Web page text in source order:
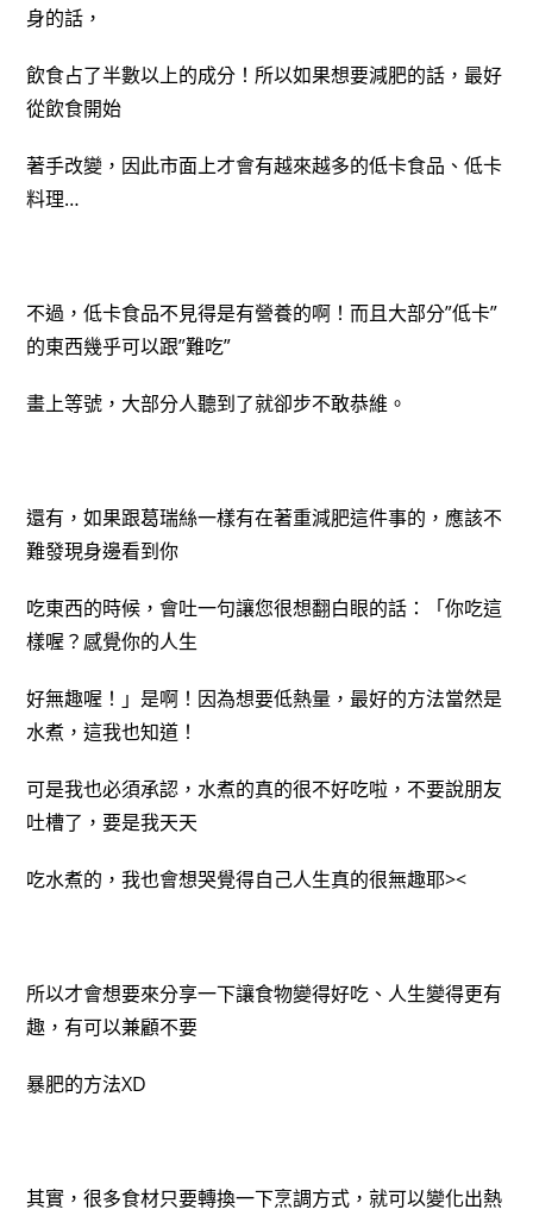
身的話，
飲食占了半數以上的成分！所以如果想要減肥的話，最好
從飲食開始
著手改變，因此市面上才會有越來越多的低卡食品、低卡
料理…
不過，低卡食品不見得是有營養的啊！而且大部分”低卡”
的東西幾乎可以跟”難吃”
畫上等號，大部分人聽到了就卻步不敢恭維。
還有，如果跟葛瑞絲一樣有在著重減肥這件事的，應該不
難發現身邊看到你
吃東西的時候，會吐一句讓您很想翻白眼的話：「你吃這
樣喔？感覺你的人生
好無趣喔！」是啊！因為想要低熱量，最好的方法當然是
水煮，這我也知道！
可是我也必須承認，水煮的真的很不好吃啦，不要說朋友
吐槽了，要是我天天
吃水煮的，我也會想哭覺得自己人生真的很無趣耶><
所以才會想要來分享一下讓食物變得好吃、人生變得更有
趣，有可以兼顧不要
暴肥的方法XD
其實，很多食材只要轉換一下烹調方式，就可以變化出熱